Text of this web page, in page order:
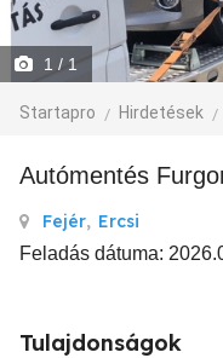
1 / 1
Startapro Hirdetések
Autómentés
Fejér, Ercsi
Feladás dátuma:
Tulajdonságok